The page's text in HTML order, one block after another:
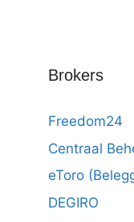
Brokers
Freedom24
Centraal
eToro
DEGIRO